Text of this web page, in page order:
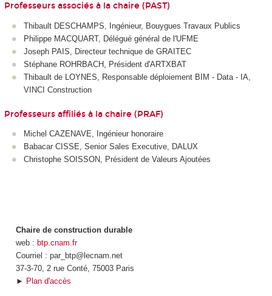
Professeurs associés à la chaire (PAST)
Thibault DESCHAMPS, Ingénieur, Bouygues Travaux Publics
Philippe MACQUART, Délégué général de l'UFME
Joseph PAIS, Directeur technique de GRAITEC
Stéphane ROHRBACH, Président d'ARTXBAT
Thibault de LOYNES, Responsable déploiement BIM - Data - IA,
VINCI Construction
Professeurs affiliés à la chaire (PRAF)
Michel CAZENAVE, Ingénieur honoraire
Babacar CISSE, Senior Sales Executive, DALUX
Christophe SOISSON, Président de Valeurs Ajoutées
Chaire de construction durable
web : btp.cnam.fr
Courriel : par_btp@lecnam.net
37-3-70, 2 rue Conté, 75003 Paris
► Plan d'accès